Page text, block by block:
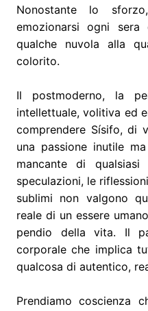
Nonostante lo
emozionarsi ogni
qualche nuvola alla
colorito.
Il postmoderno, la
intellettuale, volitiva ed
comprendere Sísifo, di
una passione inutile
mancante di
speculazioni, le
sublimi non valgono
reale di un essere
pendio della vita. Il
corporale che implica
qualcosa di autentico,
Prendiamo coscienza